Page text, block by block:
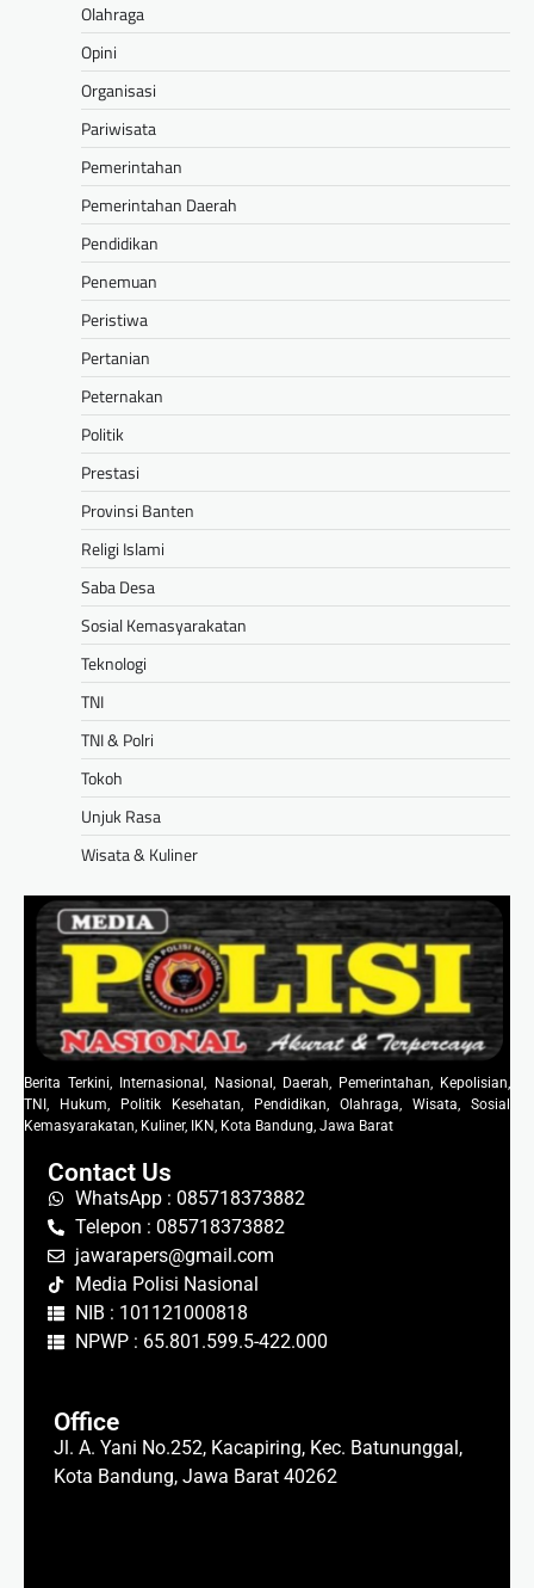
Olahraga
Opini
Organisasi
Pariwisata
Pemerintahan
Pemerintahan Daerah
Pendidikan
Penemuan
Peristiwa
Pertanian
Peternakan
Politik
Prestasi
Provinsi Banten
Religi Islami
Saba Desa
Sosial Kemasyarakatan
Teknologi
TNI
TNI & Polri
Tokoh
Unjuk Rasa
Wisata & Kuliner
Berita Terkini, Internasional, Nasional, Daerah, Pemerintahan, Kepolisian,
TNI, Hukum, Politik Kesehatan, Pendidikan, Olahraga, Wisata, Sosial
Kemasyarakatan, Kuliner, IKN, Kota Bandung, Jawa Barat
Contact Us
WhatsApp : 085718373882
Telepon : 085718373882
jawarapers@gmail.com
Media Polisi Nasional
NIB : 101121000818
NPWP : 65.801.599.5-422.000
Office
Jl. A. Yani No.252, Kacapiring, Kec. Batununggal,
Kota Bandung, Jawa Barat 40262